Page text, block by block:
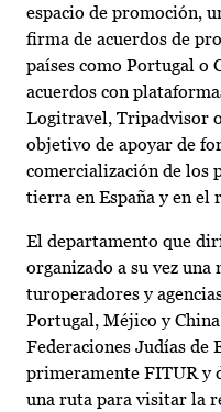
espacio de promoción,
firma de acuerdos de
países como Portugal o
acuerdos con
Logitravel, Tripadvisor
objetivo de apoyar de
comercialización de los
tierra en España y en el
El departamento que
organizado a su vez
turoperadores y
Portugal, Méjico y
Federaciones Judías de
primeramente FITUR y
una ruta para visitar la